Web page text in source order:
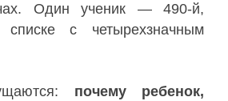
Один ученик — 490-й,
с четырехзначным
почему ребенок,